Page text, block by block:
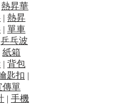
熱昇華
| 熱昇
| 單車
乒乓波
紙箱
| 背包
匙扣 |
傳單
| 手機